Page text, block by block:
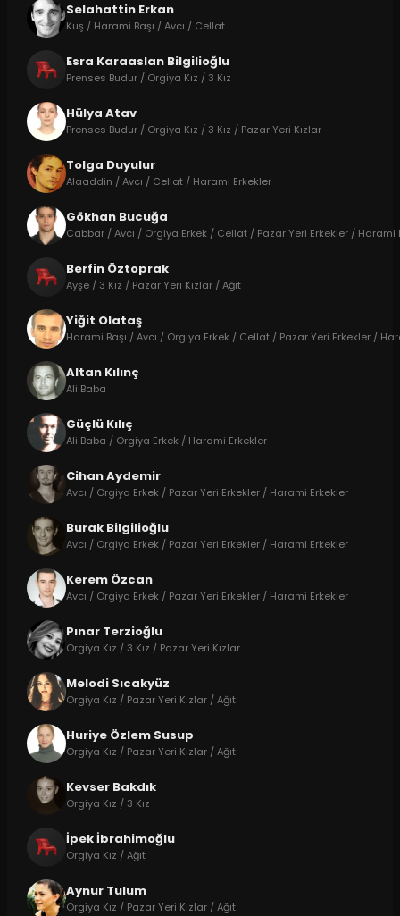
Selahattin Erkan
Kuş / Harami Başı / Avcı / Cellat
Esra Karaaslan Bilgilioğlu
Prenses Budur / Orgiya Kız / 3 Kız
Hülya Atav
Prenses Budur / Orgiya Kız / 3 Kız / Pazar Yeri Kızlar
Tolga Duyulur
Alaaddin / Avcı / Cellat / Harami Erkekler
Gökhan Bucuğa
Cabbar / Avcı / Orgiya Erkek / Cellat / Pazar Yeri Erkekler / Harami
Berfin Öztoprak
Ayşe / 3 Kız / Pazar Yeri Kızlar / Ağıt
Yiğit Olataş
Harami Başı / Avcı / Orgiya Erkek / Cellat / Pazar Yeri Erkekler /
Altan Kılınç
Ali Baba
Güçlü Kılıç
Ali Baba / Orgiya Erkek / Harami Erkekler
Cihan Aydemir
Avcı / Orgiya Erkek / Pazar Yeri Erkekler / Harami Erkekler
Burak Bilgilioğlu
Avcı / Orgiya Erkek / Pazar Yeri Erkekler / Harami Erkekler
Kerem Özcan
Avcı / Orgiya Erkek / Pazar Yeri Erkekler / Harami Erkekler
Pınar Terzioğlu
Orgiya Kız / 3 Kız / Pazar Yeri Kızlar
Melodi Sıcakyüz
Orgiya Kız / Pazar Yeri Kızlar / Ağıt
Huriye Özlem Susup
Orgiya Kız / Pazar Yeri Kızlar / Ağıt
Kevser Bakdık
Orgiya Kız / 3 Kız
İpek İbrahimoğlu
Orgiya Kız / Ağıt
Aynur Tulum
Orgiya Kız / Pazar Yeri Kızlar / Ağıt